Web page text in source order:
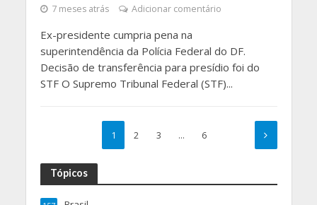
7 meses atrás Adicionar comentário
Ex-presidente cumpria pena na
superintendência da Polícia Federal do DF.
Decisão de transferência para presídio foi do
STF O Supremo Tribunal Federal (STF)...
1 2 3 … 6
Tópicos